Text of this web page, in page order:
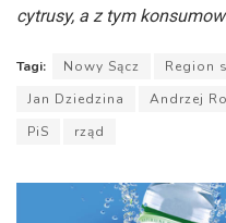
cytrusy, a z tym
Tagi: Nowy Sącz Region
Jan Dziedzina
Andrzej
PiS
rząd